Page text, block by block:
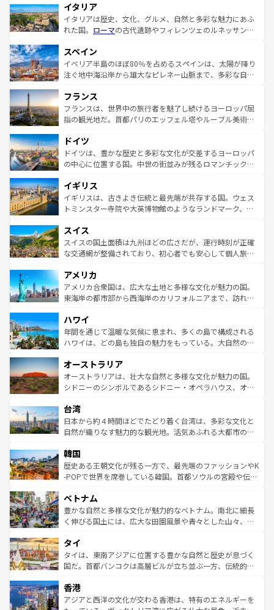
イタリア
イタリアは歴史、文化、グルメ、自然と多彩な魅力にあふ
れた国。 ローマの古代遺跡やフィレンツェのルネッサンス
ろん、トスカーナの美しい田園風景やアマルフィ海岸の絶
景など、自然景観も見逃せない。観光の合間には、本場の
ピザやパスタなど、絶品のイタリア料理を堪能することも
ませてくれるイタリアで、忘れられない旅をしてみよう！
なお、新着のイタリア情報はコンテンツ一覧 を参照してほ
しい。
スペイン
イベリア半島のほぼ80％を占めるスペインは、太陽が降り
注ぐ地中海沿岸から雄大なピレネー山脈まで、多彩な自然
文化が根付くこの国では、情熱的なフラメンコ、熱気あふ
れる闘牛、そして美味しいタパスが生活の一部となってい
る。首都マドリードの洗練された雰囲気や、バルセロナの
の城塞都市、穏やかなビーチリゾートまで多彩な表情を見
せる。地方によって風土や気候が異なるスペインはその個
性で訪れる人を魅了する。 なお、新着のスペイン情報はコ
フランス
フランスは、世界中の旅行者を魅了し続けるヨーロッパ屈
指の観光地だ。首都パリのエッフェル塔やルーブル美術館
で、幅広い魅力が詰まっている。華麗な宮殿、歴史的な大
聖堂、美しいビーチ、そして豊かな自然が、訪れる者を心
から魅了する。また、フランスは美食の国としても知ら
いる。シャンパンの発祥地であるランス、プロヴァンスの
香り高いラベンダー畑など、多彩な楽しみ方が可能だ。さ
らに、パリ以外の地域にも魅力が溢れており、どの街角に
れる地方に足を運ぶとそれぞれで全く異なる文化を体験で
きるだろう。 なお、新着のフランス情報はコンテンツ一覧
を参照してほしい。
ドイツ
ドイツは、豊かな歴史と多彩な文化が交差するヨーロッパ
の中心に位置する国。中世の街並みが残るロマンチック街
顔を持つこの国は、どこを歩いても飽きることがない。ベ
ルリンの文化的活気、バイエルン州のアルプスの絶景、そ
してライン川沿いのワイン畑といった風景は必見。ビール
は、お酒好きな人にはぜひ体験してほしい。 なお、新着の
ドイツ情報はコンテンツ一覧を参照してほしい。
イギリス
イギリスは、古きよき伝統と最先端が共存する国。ウェス
トミンスター寺院や大英博物館のようなランドマーク、歴
リアごとに異なる魅力がある。また、優雅なアフタヌーン
ティー、ビール好きにはたまらない英国パブ、サッカー観
戦など、本場だからこそできる体験も豊富。イギリスを旅
ンツ一覧を参照してほしい。
スイス
スイスの国土面積は九州ほどの広さだが、運行時刻が正確
な交通網が整備されており、初心者でも安心して個人旅行
の建物がそのまま残る町や、スイスならではのユニークな
博物館もあり、アルプス観光だけでなく町歩きも満喫する
ことができる。国民の所得が高いため物価も高いが、旅行
ば市内交通費無料で観光を楽しむこともできる。 なお、新
着のスイス情報はコンテンツ一覧 を参照してほしい。
アメリカ
アメリカ合衆国は、広大な土地と多様な文化が魅力の国。
東海岸の都市部から西海岸のカリフォルニアまで、訪れる
のような巨大都市は、観光、ショッピング、エンターテイ
ンメントが詰まった刺激的なスポットだ。一方、アメリカ
西部には大自然が広がり、グランドキャニオンやイエロー
部のニューオーリンズでは、音楽と美食が融合した独特の
文化が魅力。旅行者はアメリカの各地域で異なる魅力を楽
しみながら、その多様性と豊かな歴史を感じることができ
ならではの贅沢な旅のスタイルだ。 なお、新着のアメリカ
情報はコンテンツ一覧を参照してほしい。
ハワイ
年間を通じて温暖な気候に恵まれ、多くの島で構成される
ハワイは、どの島も独自の魅力をもっている。大自然の神
ワイ島は見逃せない。また、定番の観光地といえばオアフ
島だが、静かな自然を求めるならマウイ島やカウアイ島が
おすすめ。エメラルドグリーンに輝く海をはじめ、豊かな
れるおもてなしの心で訪れる人々を迎えてくれるハワイの
人々、おいしいローカルフードやハワイアンミュージッ
ク、伝統的なフラダンスなど、すべてがハワイの魅力を彩
ワイを、存分に味わってほしい。 なお、新着のハワイ情報
はコンテンツ一覧を参照してほしい。
オーストラリア
オーストラリアは、壮大な自然と多様な文化が魅力の国。
シドニーのシンボルであるシドニー・オペラハウス、オー
リアリーフや大陸中央部にそびえるウルル（エアーズロッ
ク）、タスマニアの美しい原生林やケアンズの熱帯雨林な
ど、見どころがたくさん。また、カフェやワイン、オージ
いる。アクティビティも充実しており、サーフィンやダイ
ビング、ハイキングなど、アウトドア好きにはたまらな
い。オーストラリアの多彩な魅力を存分に味わいつくそ
参照してほしい。
台湾
日本から約４時間ほどでたどり着く台湾は、多彩な文化と
自然が織りなす魅力的な観光地。活気あふれる大都市の台
ン）、静ひつな山岳地帯である台湾東部など、都市の喧騒
と山間の静けさが共存しており、訪れる人に新しい発見と
驚きをもたらしてくれる。また、奥深い台湾の食文化も魅
容にもいいと評判のスイーツなど、バラエティ豊かな料理
が味わえる。 なお、新着の台湾情報は コンテンツ一覧を参
照してほしい。
韓国
歴史ある王朝文化が残る一方で、最先端のファッションやK
-POPで世界を席巻している韓国。首都ソウルの宮殿や伝統
き、地方に足を延ばせば四季折々の自然美を楽しむことが
できる。そして、キムチや焼肉、絶品のストリートフード
まで、さまざまな韓国料理が待っている。夜には、韓国な
リティに包まれながら、韓国の多彩な魅力を心ゆくまで味
わってみてほしい。 なお、新着の韓国情報はコンテンツ一
覧を参照してほしい。
ベトナム
豊かな自然と多様な文化が魅力的なベトナム。南北に細長
く伸びる国土には、広大な田園風景や青々とした山々、世
急速な発展と共に伝統が息づく。ハノイの古い町並みやホ
ーチミン市のフランス統治時代の建物も、独特の雰囲気を
醸し出している。また、バラエティの豊かさとおいしさで
とつ。フォーやバインミー、ベトナムコーヒーなどは、ぜ
ひ現地で味わいたい。どの地域を訪れてもあたたかい人々
タイ
タイは、東南アジアに位置する豊かな自然と歴史が息づく
国だ。首都バンコクは高層ビルが立ち並ぶ一方、伝統的な
の活気が交差している。北部ではチェンマイなどの山岳地
帯で自然と触れ合い、南部ではプーケットやクラビの美し
香港
アジアと西洋の文化が交わる香港は、特有のエネルギーを